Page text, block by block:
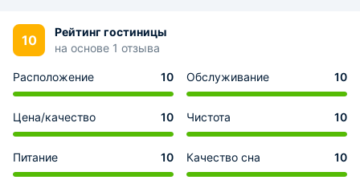
10
Рейтинг гостиницы
на основе 1 отзыва
Расположение 10 Обслуживание 10
Цена/качество 10 Чистота 10
Питание 10 Качество сна 10